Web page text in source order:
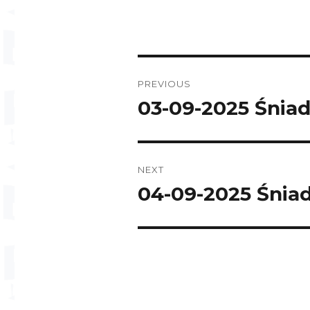
navigation
PREVIOUS
Previous
03-09-2025
NEXT
Next
04-09-2025